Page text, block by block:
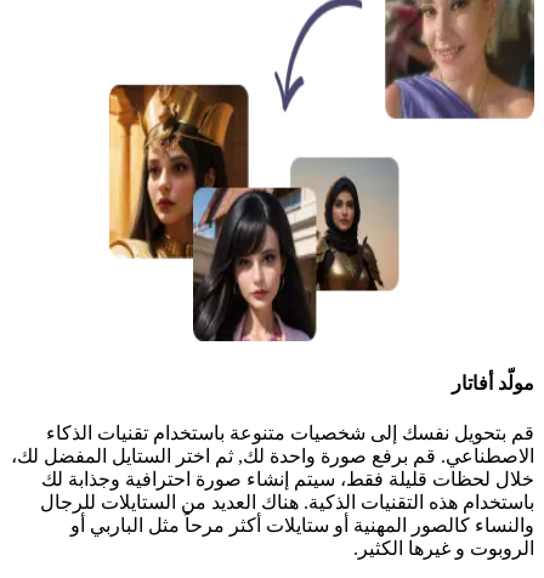
مولّد أفاتار
قم بتحويل نفسك إلى شخصيات متنوعة باستخدام تقنيات الذكاء
الاصطناعي. قم برفع صورة واحدة لك, ثم اختر الستايل المفضل لك،
خلال لحظات قليلة فقط، سيتم إنشاء صورة احترافية وجذابة لك
باستخدام هذه التقنيات الذكية. هناك العديد من الستايلات للرجال
والنساء كالصور المهنية أو ستايلات أكثر مرحاً مثل الباربي أو
الروبوت و غيرها الكثير.